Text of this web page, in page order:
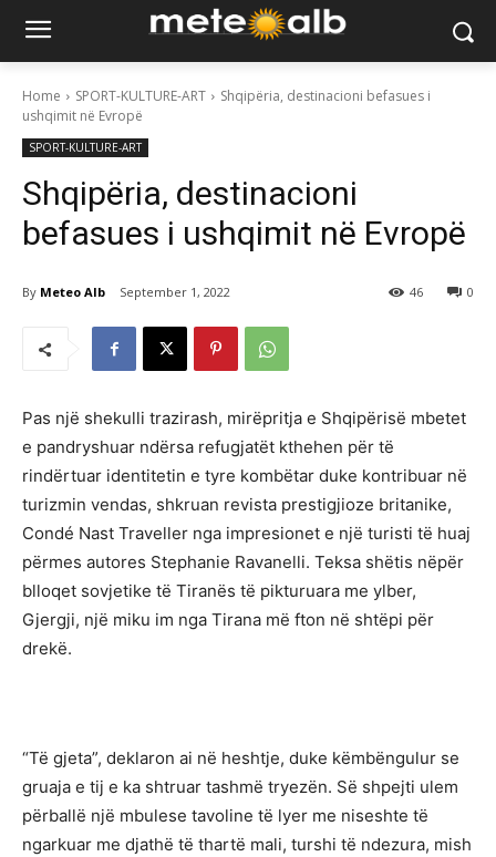
Home SPORT-KULTURE-ART
Shqipëria, destinacioni befasues i
ushqimit në Evropë
SPORT-KULTURE-ART
Shqipëria, destinacioni
befasues i ushqimit në Evropë
By Meteo Alb September 1, 2022 0
46
Pas një shekulli trazirash, mirëpritja e Shqipërisë mbetet
e pandryshuar ndërsa refugjatët kthehen për të
rindërtuar identitetin e tyre kombëtar duke kontribuar në
turizmin vendas, shkruan revista prestigjioze britanike,
Condé Nast Traveller nga impresionet e një turisti të huaj
përmes autores Stephanie Ravanelli. Teksa shëtis nëpër
blloqet sovjetike të Tiranës të pikturuara me ylber,
Gjergji, një miku im nga Tirana më fton në shtëpi për
drekë.
“Të gjeta”, deklaron ai në heshtje, duke këmbëngulur se
gruaja e tij e ka shtruar tashmë tryezën. Së shpejti ulem
përballë një mbulese tavoline të lyer me niseshte të
ngarkuar me djathë të thartë mali, turshi të ndezura, mish